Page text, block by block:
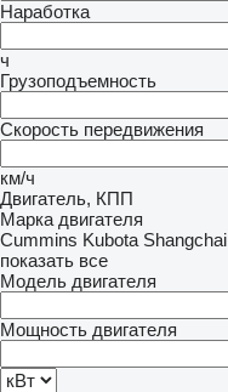
Наработка
ч
Грузоподъемность
Скорость передвижения
км/ч
Двигатель, КПП
Марка двигателя
Cummins Kubota Shangchai
показать все
Модель двигателя
Мощность двигателя